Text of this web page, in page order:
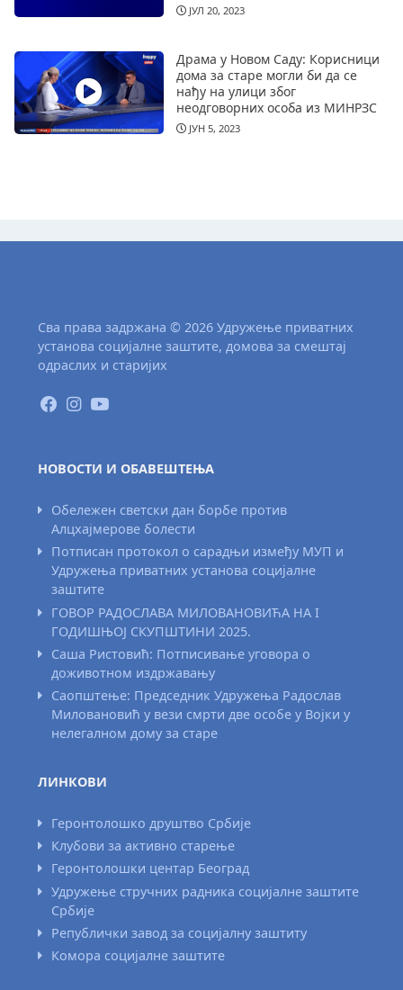
ЈУЛ 20, 2023
Драма у Новом Саду: Корисници
дома за старе могли би да се
нађу на улици због
неодговорних особа из МИНРЗС
ЈУН 5, 2023
Сва права задржана © 2026 Удружење приватних
установа социјалне заштите, домова за смештај
одраслих и старијих
НОВОСТИ И ОБАВЕШТЕЊА
Обележен светски дан борбе против
Алцхајмерове болести
Потписан протокол о сарадњи између МУП и
Удружења приватних установа социјалне
заштите
ГОВОР РАДОСЛАВА МИЛОВАНОВИЋА НА I
ГОДИШЊОЈ СКУПШТИНИ 2025.
Саша Ристовић: Потписивање уговора о
доживотном издржавању
Саопштење: Председник Удружења Радослав
Миловановић у вези смрти две особе у Војки у
нелегалном дому за старе
ЛИНКОВИ
Геронтолошко друштво Србије
Клубови за активно старење
Геронтолошки центар Београд
Удружење стручних радника социјалне заштите
Србије
Републички завод за социјалну заштиту
Комора социјалне заштите